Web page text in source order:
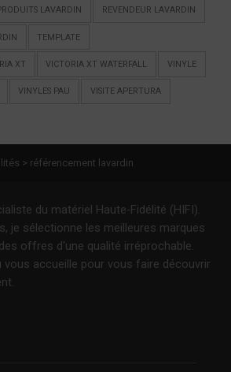
LAVARDIN REVENDEUR LAVARDIN
TEMPLATE
XT VICTORIA XT WATERFALL VINYLE
VINYLES PAU VISITE APERTURA
> référencement lavardin
du matériel Haute-Fidélité (HIFI).
je sélectionne les meilleures marques
offres d'une qualité irréprochable.
vous accueille pour vous faire découvrir